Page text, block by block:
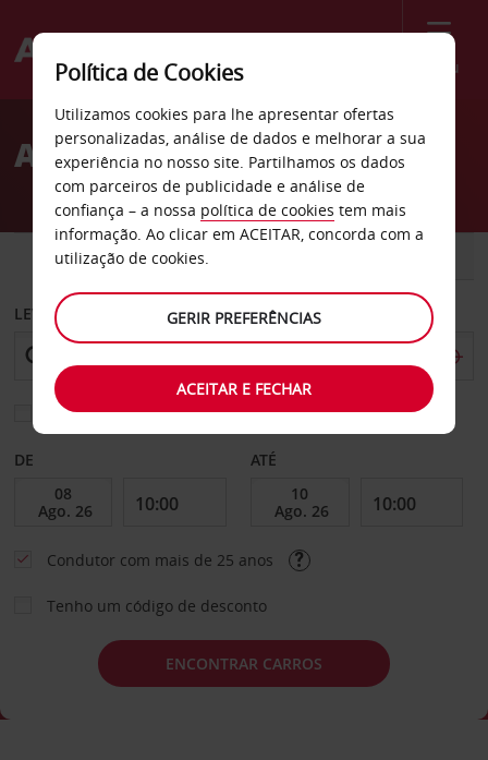
Menu
Welcome
AvisAluguer de carros Joplin
CARRO
LEVANTAR EM
Escolher uma estação de devolução diferente
DE ATÉ
Condutor com mais de 25 anos
Tenho um código de desconto
ENCONTRAR CARROS
Política de Cookies
Utilizamos cookies para lhe apresentar ofertas
personalizadas, análise de dados e melhorar a sua
experiência no nosso site. Partilhamos os dados
com parceiros de publicidade e análise de
confiança – a nossa política de cookies tem mais
informação. Ao clicar em ACEITAR, concorda com a
utilização de cookies.
GERIR PREFERÊNCIAS
ACEITAR E FECHAR